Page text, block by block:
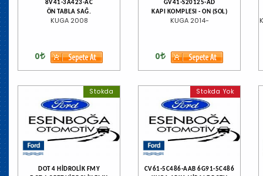
8V41-3A423-AC
ÖN TABLA SAĞ.
KUGA 2008
0
GV41-S20125-AD
KAPI KOMPLESI - ON (SOL)
KUGA 2014-
0
Stokda
DOT 4 HİDROLİK FMY
Stokda Yok
CV61-5C486-AAB 6G91-5C486